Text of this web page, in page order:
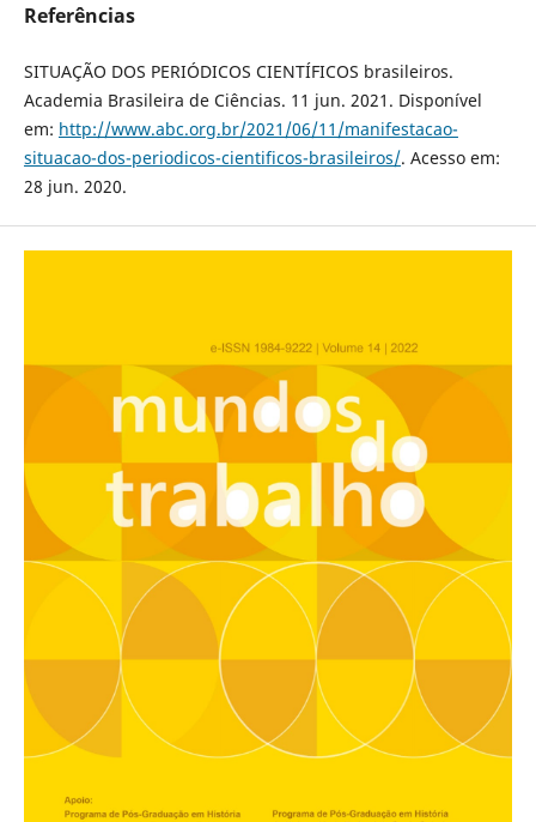
Referências
SITUAÇÃO DOS PERIÓDICOS CIENTÍFICOS brasileiros.
Academia Brasileira de Ciências. 11 jun. 2021. Disponível
em: http://www.abc.org.br/2021/06/11/manifestacao-
situacao-dos-periodicos-cientificos-brasileiros/. Acesso em:
28 jun. 2020.